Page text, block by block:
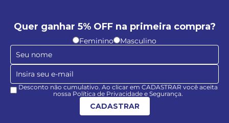
Quer ganhar 5% OFF na primeira compra?
Feminino Masculino
Desconto não cumulativo. Ao clicar em CADASTRAR você aceita
nossa Política de Privacidade e Segurança.
CADASTRAR